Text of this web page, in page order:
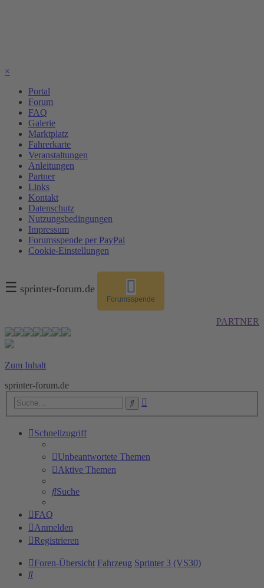
×
Portal
Forum
FAQ
Galerie
Marktplatz
Fahrerkarte
Veranstaltungen
Anleitungen
Partner
Links
Kontakt
Datenschutz
Nutzungsbedingungen
Impressum
Forumsspende per PayPal
Cookie-Einstellungen
☰ sprinter-forum.de
Forumsspende
PARTNER
Zum Inhalt
sprinter-forum.de
Suche
Schnellzugriff
Unbeantwortete Themen
Aktive Themen
Suche
FAQ
Anmelden
Registrieren
Foren-Übersicht Fahrzeug Sprinter 3 (VS30)
Suche